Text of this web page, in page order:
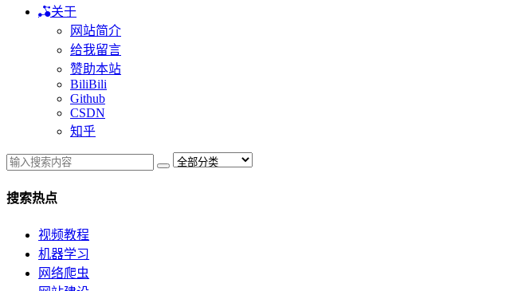
关于
网站简介
给我留言
赞助本站
BiliBili
Github
CSDN
知乎
搜索热点
视频教程
机器学习
网络爬虫